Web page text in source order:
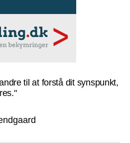
til at forstå dit synspunkt,